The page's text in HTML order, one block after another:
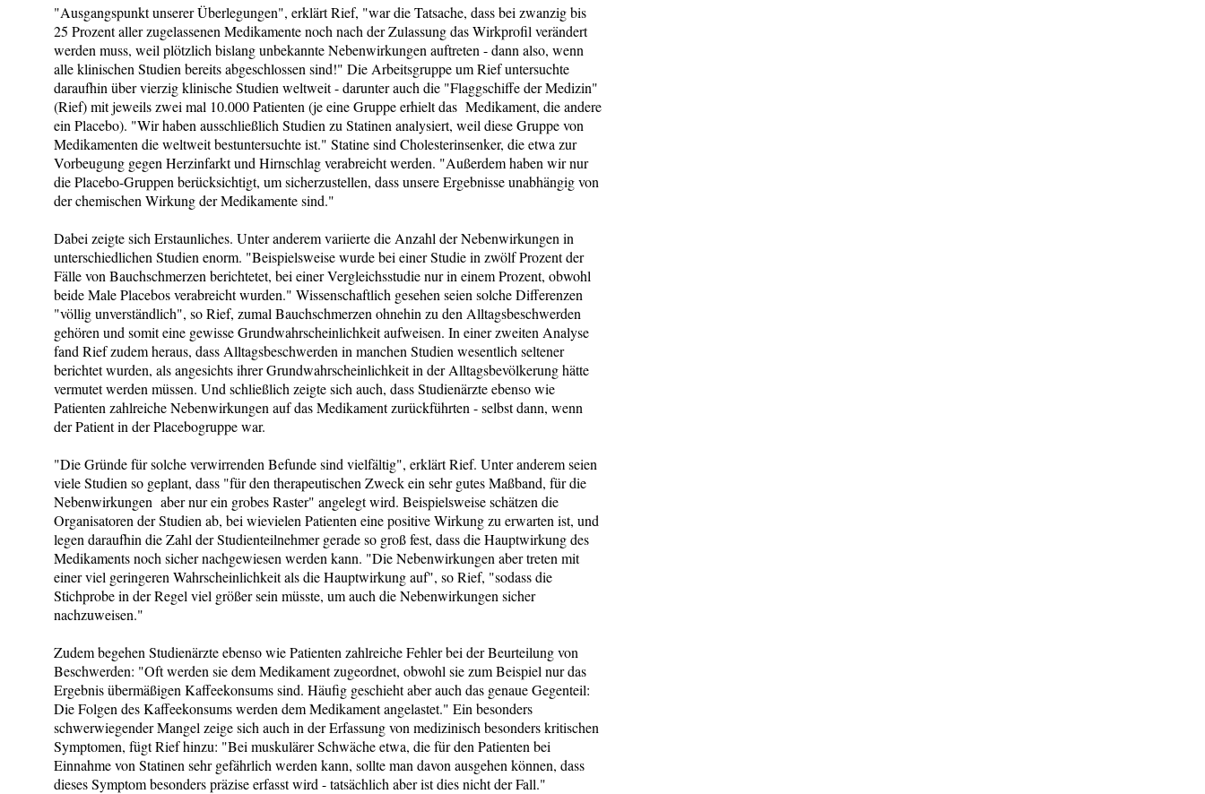
"Ausgangspunkt unserer Überlegungen", erklärt Rief, "war die Tatsache, dass bei zwanzig bis
25 Prozent aller zugelassenen Medikamente noch nach der Zulassung das Wirkprofil verändert
werden muss, weil plötzlich bislang unbekannte Nebenwirkungen auftreten - dann also, wenn
alle klinischen Studien bereits abgeschlossen sind!" Die Arbeitsgruppe um Rief untersuchte
daraufhin über vierzig klinische Studien weltweit - darunter auch die "Flaggschiffe der Medizin"
(Rief) mit jeweils zwei mal 10.000 Patienten (je eine Gruppe erhielt das Medikament, die andere
ein Placebo). "Wir haben ausschließlich Studien zu Statinen analysiert, weil diese Gruppe von
Medikamenten die weltweit bestuntersuchte ist." Statine sind Cholesterinsenker, die etwa zur
Vorbeugung gegen Herzinfarkt und Hirnschlag verabreicht werden. "Außerdem haben wir nur
die Placebo-Gruppen berücksichtigt, um sicherzustellen, dass unsere Ergebnisse unabhängig von
der chemischen Wirkung der Medikamente sind."
Dabei zeigte sich Erstaunliches. Unter anderem variierte die Anzahl der Nebenwirkungen in
unterschiedlichen Studien enorm. "Beispielsweise wurde bei einer Studie in zwölf Prozent der
Fälle von Bauchschmerzen berichtetet, bei einer Vergleichsstudie nur in einem Prozent, obwohl
beide Male Placebos verabreicht wurden." Wissenschaftlich gesehen seien solche Differenzen
"völlig unverständlich", so Rief, zumal Bauchschmerzen ohnehin zu den Alltagsbeschwerden
gehören und somit eine gewisse Grundwahrscheinlichkeit aufweisen. In einer zweiten Analyse
fand Rief zudem heraus, dass Alltagsbeschwerden in manchen Studien wesentlich seltener
berichtet wurden, als angesichts ihrer Grundwahrscheinlichkeit in der Alltagsbevölkerung hätte
vermutet werden müssen. Und schließlich zeigte sich auch, dass Studienärzte ebenso wie
Patienten zahlreiche Nebenwirkungen auf das Medikament zurückführten - selbst dann, wenn
der Patient in der Placebogruppe war.
"Die Gründe für solche verwirrenden Befunde sind vielfältig", erklärt Rief. Unter anderem seien
viele Studien so geplant, dass "für den therapeutischen Zweck ein sehr gutes Maßband, für die
Nebenwirkungen aber nur ein grobes Raster" angelegt wird. Beispielsweise schätzen die
Organisatoren der Studien ab, bei wievielen Patienten eine positive Wirkung zu erwarten ist, und
legen daraufhin die Zahl der Studienteilnehmer gerade so groß fest, dass die Hauptwirkung des
Medikaments noch sicher nachgewiesen werden kann. "Die Nebenwirkungen aber treten mit
einer viel geringeren Wahrscheinlichkeit als die Hauptwirkung auf", so Rief, "sodass die
Stichprobe in der Regel viel größer sein müsste, um auch die Nebenwirkungen sicher
nachzuweisen."
Zudem begehen Studienärzte ebenso wie Patienten zahlreiche Fehler bei der Beurteilung von
Beschwerden: "Oft werden sie dem Medikament zugeordnet, obwohl sie zum Beispiel nur das
Ergebnis übermäßigen Kaffeekonsums sind. Häufig geschieht aber auch das genaue Gegenteil:
Die Folgen des Kaffeekonsums werden dem Medikament angelastet." Ein besonders
schwerwiegender Mangel zeige sich auch in der Erfassung von medizinisch besonders kritischen
Symptomen, fügt Rief hinzu: "Bei muskulärer Schwäche etwa, die für den Patienten bei
Einnahme von Statinen sehr gefährlich werden kann, sollte man davon ausgehen können, dass
dieses Symptom besonders präzise erfasst wird - tatsächlich aber ist dies nicht der Fall."